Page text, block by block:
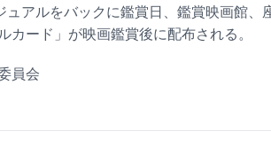
アルをバックに鑑賞日、鑑賞映画館、
カード」が映画鑑賞後に配布される。
員会